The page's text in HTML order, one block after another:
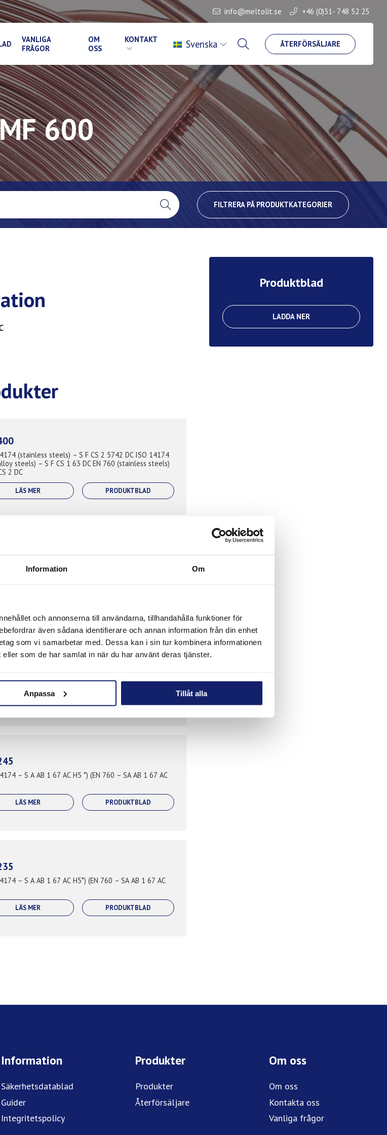
Information Om
och annonserna till användarna, tillhandahålla funktioner för
även sådana identifierare och annan information från din enhet
som vi samarbetar med. Dessa kan i sin tur kombinera informationen
som de har samlat in när du har använt deras tjänster.
Anpassa Tillåt alla
info@meltolit.se +46 (0)31- 748 52 25
VANLIGA
FRÅGOR
OM
OSS
KONTAKT ÅTERFÖRSÄLJARE
Svenska
600
FILTRERA PÅ PRODUKTKATEGORIER
(stainless steels) – S F CS 2 5742 DC ISO 14174
– S F CS 1 63 DC EN 760 (stainless steels)
2 DC
LÄS MER PRODUKTBLAD
– S A AF 2 5644 DC H5 *) (EN 760 – SA AF 2 DC)
LÄS MER
– S A AB 1 67 AC H5 *) (EN 760 – SA AB 1 67 AC
LÄS MER PRODUKTBLAD
– S A AB 1 67 AC H5*) (EN 760 – SA AB 1 67 AC
LÄS MER PRODUKTBLAD
Produktblad
LADDA NER
Information
Säkerhetsdatablad
Guider
Integritetspolicy
Produkter
Produkter
Återförsäljare
Om oss
Om oss
Kontakta oss
Vanliga frågor